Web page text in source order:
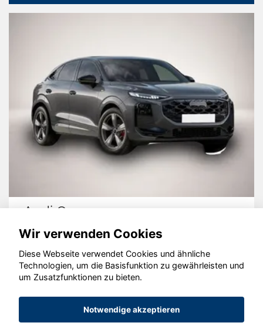
Audi Q3
© konjunkturmotor.de GmbH 2020 - 2026
Wir verwenden Cookies
Diese Webseite verwendet Cookies und ähnliche
Technologien, um die Basisfunktion zu gewährleisten und
um Zusatzfunktionen zu bieten.
Notwendige akzeptieren